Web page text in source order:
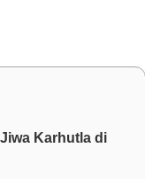
Karhutla di